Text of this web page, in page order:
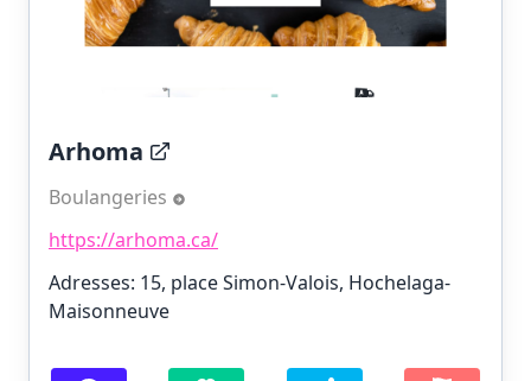
Arhoma
Boulangeries
https://arhoma.ca/
Adresses: 15, place Simon-Valois, Hochelaga-
Maisonneuve